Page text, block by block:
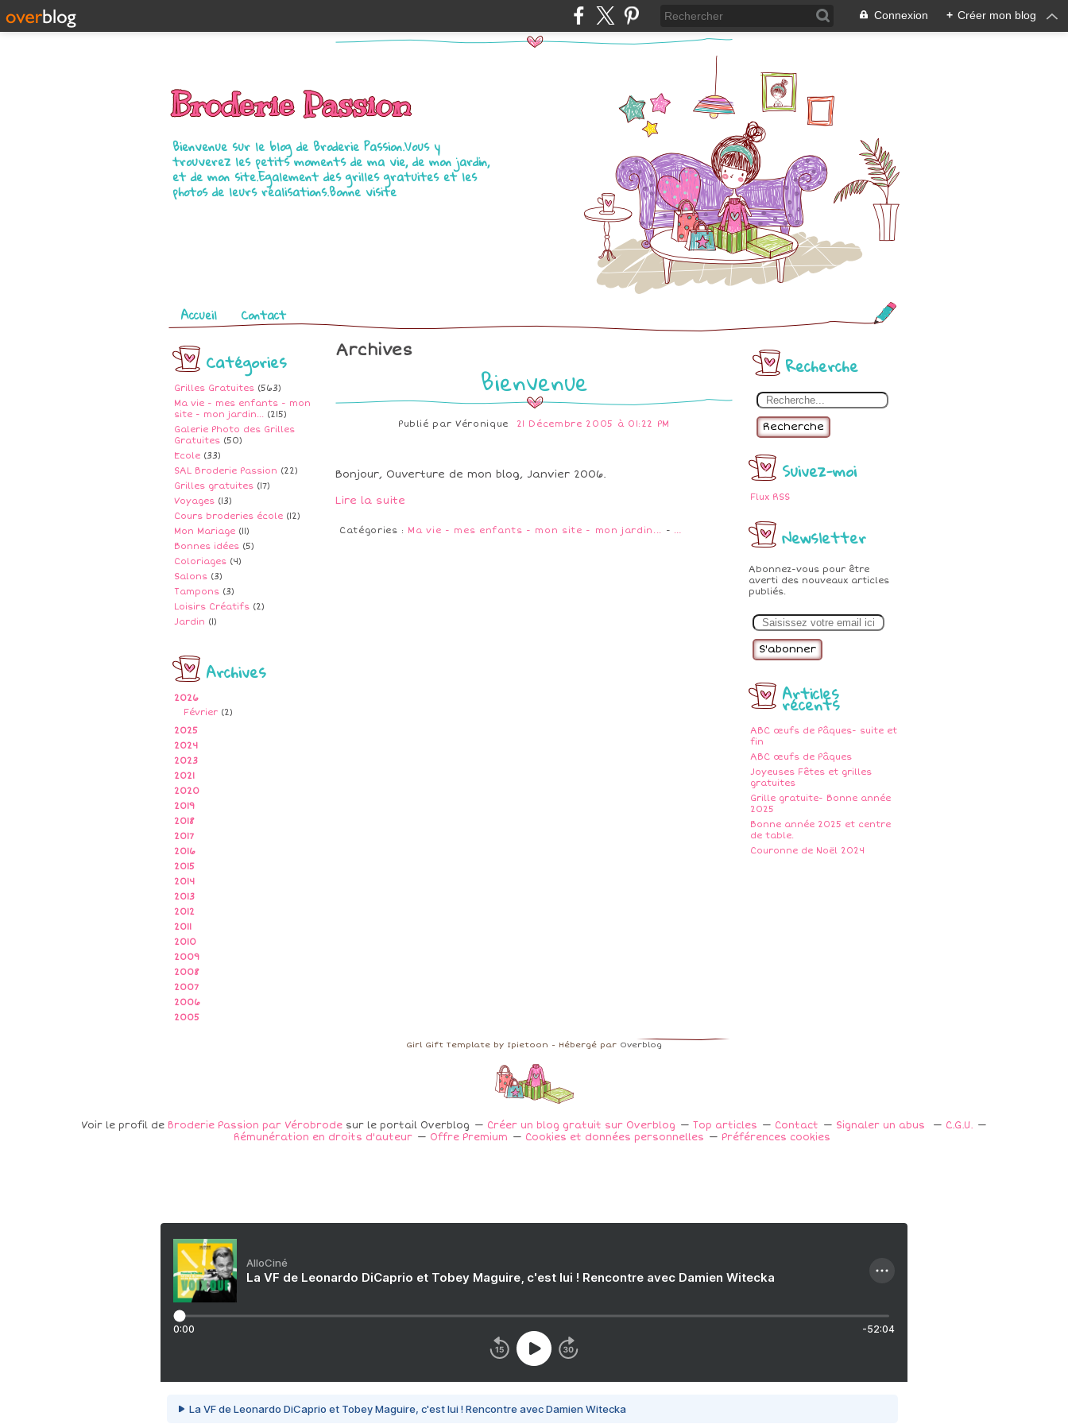
Connexion + Créer mon blog
Broderie Passion
Bienvenue sur le blog de Broderie Passion.Vous y
trouverez les petits moments de ma vie, de mon jardin,
et de mon site.Egalement des grilles gratuites et les
photos de leurs réalisations.Bonne visite
Pages
Accueil Contact
Catégories
Grilles Gratuites (563)
Ma vie - mes enfants - mon
site - mon jardin... (215)
Galerie Photo des Grilles
Gratuites (50)
Ecole (33)
SAL Broderie Passion (22)
Grilles gratuites (17)
Voyages (13)
Cours broderies école (12)
Mon Mariage (11)
Bonnes idées (5)
Coloriages (4)
Salons (3)
Tampons (3)
Loisirs Créatifs (2)
Jardin (1)
Archives
2026
Février (2)
2025
2024
2023
2021
2020
2019
2018
2017
2016
2015
2014
2013
2012
2011
2010
2009
2008
2007
2006
2005
Recherche
Recherche
Suivez-moi
Flux RSS
Newsletter
Abonnez-vous pour être
averti des nouveaux articles
publiés.
m
Articles
récents
ABC œufs de Pâques- suite et
fin
ABC œufs de Pâques
Joyeuses Fêtes et grilles
gratuites
Grille gratuite- Bonne année
2025
Bonne année 2025 et centre
de table.
Couronne de Noël 2024
Archives
Bienvenue
Publié parVéronique 21 Décembre 2005 à 01:22 PM
Bonjour, Ouverture de mon blog, Janvier 2006.
Lire la suite
Catégories : Ma vie - mes enfants - mon site - mon jardin... - …
Girl Gift Template by Ipietoon - Hébergé par Overblog
Voir le profil de Broderie Passion par Vérobrode sur le portail Overblog Créer un blog gratuit sur Overblog Top articles Contact Signaler un abus
C.G.U.
Rémunération en droits d'auteur
Offre Premium Cookies et données personnelles Préférences cookies
AlloCiné
La VF de Leonardo DiCaprio et Tobey Maguire, c'est lui ! Rencontre avec Damien Witecka
0:00 -52:04
La VF de Leonardo DiCaprio et Tobey Maguire, c'est lui ! Rencontre avec Damien Witecka